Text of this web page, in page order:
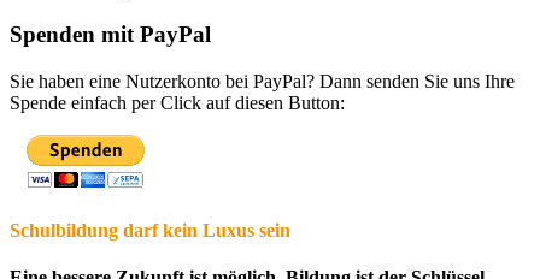
Spenden mit PayPal
Sie haben eine Nutzerkonto bei PayPal? Dann senden Sie uns Ihre
Spende einfach per Click auf diesen Button:
Schulbildung darf kein Luxus sein